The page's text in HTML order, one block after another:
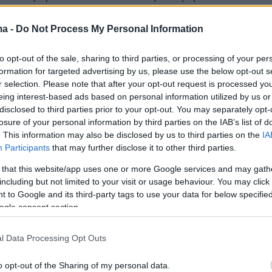
- Do Not Process My Personal Information
opt-out of the sale, sharing to third parties, or processing of your
for targeted advertising by us, please use the below opt-out
selection. Please note that after your opt-out request is processed
interest-based ads based on personal information utilized by us
to third parties prior to your opt-out. You may separately
of your personal information by third parties on the IAB’s list of
This information may also be disclosed by us to third parties on the
Participants that may further disclose it to other third parties.
that this website/app uses one or more Google services and may
but not limited to your visit or usage behaviour. You may
to Google and its third-party tags to use your data for below
consent section.
Data Processing Opt Outs
opt-out of the Sharing of my personal data.
«Αττικόν», όπουθα τεθεί σε υποχρεωτική
είναι καλά στην υγεία του και
Σύμφωνα με τα ενδεικνυόμενα μέτρα
προληπτικούς λόγους θα συνοδεύσουν στην
επαναπατρισμού τον Έλληνα πολίτη, ιατρός ΕΚΑΒ,
ΕΚΑΒ και ο πρόεδρος του
ΕΟΔΥ κ. Θεόδωρος Βασιλακόπουλος.
οι επιβάτες του MV Hondius με τον
λιμάνι της Τενερίφης - Δείτε live
βρίσκεται στο επίκεντρο της ανησυχίας
τουχανταϊού , έπειτα από τον θάνατο τριών